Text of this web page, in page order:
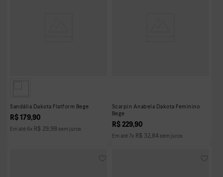
Sandália Dakota Flatform Bege
R$ 179,90
Em até 6x R$ 29,98 sem juros
Scarpin Anabela Dakota Feminino
Bege
R$ 229,90
Em até 7x R$ 32,84sem juros